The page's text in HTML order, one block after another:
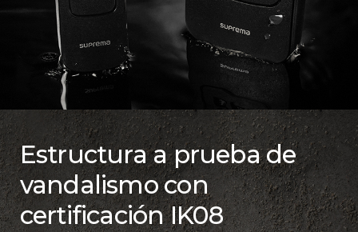
Estructura a prueba de
vandalismo con
certificación IK08